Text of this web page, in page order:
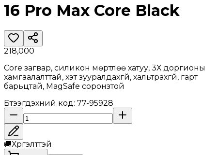
16 Pro Max Core Black
218,000
Core загвар, силикон мөртлөө хатуу, 3Х доргионы
хамгаалалттай, хэт зууралдахгүй, хальтрахгүй, гарт
барьцтай, MagSafe соронзтой
Бүтээгдэхүүний код: 77-95928
🚚Хүргэлттэй